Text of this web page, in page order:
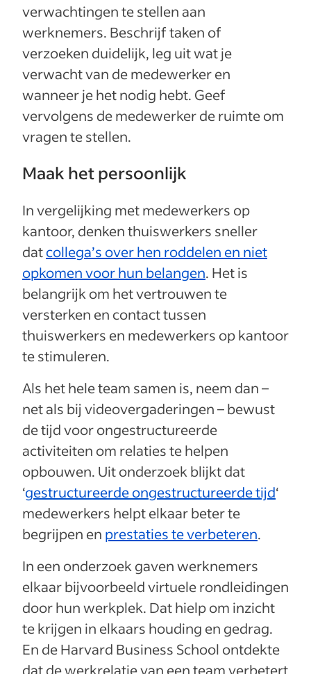
verwachtingen te stellen aan
werknemers. Beschrijf taken of
verzoeken duidelijk, leg uit wat je
verwacht van de medewerker en
wanneer je het nodig hebt. Geef
vervolgens de medewerker de ruimte om
vragen te stellen.
Maak het persoonlijk
In vergelijking met medewerkers op
kantoor, denken thuiswerkers sneller
datcollega’s over hen roddelen en niet
opkomen voor hun belangen. Het is
belangrijk om het vertrouwen te
versterken en contact tussen
thuiswerkers en medewerkers op kantoor
te stimuleren.
Als het hele team samen is, neem dan –
net als bij videovergaderingen – bewust
de tijd voor ongestructureerde
activiteiten om relaties te helpen
opbouwen. Uit onderzoek blijkt dat
‘gestructureerde ongestructureerde tijd‘
medewerkers helpt elkaar beter te
begrijpen en prestaties te verbeteren.
In een onderzoek gaven werknemers
elkaar bijvoorbeeld virtuele rondleidingen
door hun werkplek. Dat hielp om inzicht
te krijgen in elkaars houding en gedrag.
En de Harvard Business School ontdekte
dat de werkrelatie van een team verbetert